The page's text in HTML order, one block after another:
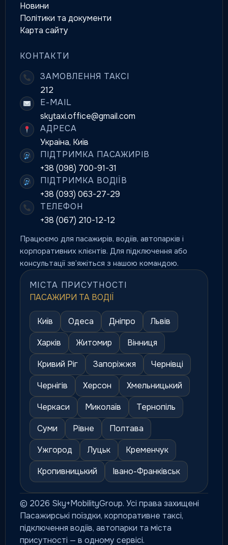
Новини
Політики та документи
Карта сайту
КОНТАКТИ
ЗАМОВЛЕННЯ ТАКСІ
212
E-MAIL
skytaxi.office@gmail.com
АДРЕСА
Україна, Київ
ПІДТРИМКА ПАСАЖИРІВ
+38 (098) 700-91-31
ПІДТРИМКА ВОДІЇВ
+38 (093) 063-27-29
ТЕЛЕФОН
+38 (067) 210-12-12
Працюємо для пасажирів, водіїв, автопарків і
корпоративних клієнтів. Для підключення або
консультації зв’яжіться з нашою командою.
МІСТА ПРИСУТНОСТІ
ПАСАЖИРИ ТА ВОДІЇ
Київ Одеса Дніпро
Львів
Харків
Житомир
Вінниця
Кривий Ріг
Запоріжжя
Чернівці
Чернігів
Херсон
Хмельницький
Черкаси
Миколаїв
Тернопіль
Суми
Рівне
Полтава
Ужгород
Луцьк
Кременчук
Кропивницький
Івано-Франківськ
© 2026 Sky+MobilityGroup. Усі права захищені
Пасажирські поїздки, корпоративне таксі,
підключення водіїв, автопарки та міста
присутності — в одному сервісі.